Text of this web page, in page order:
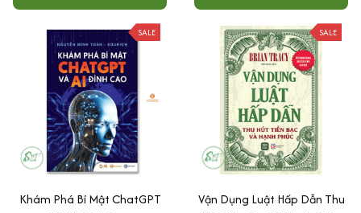
SALE
Khám Phá Bí Mật ChatGPT
SALE
Vận Dụng Luật Hấp Dẫn Thu